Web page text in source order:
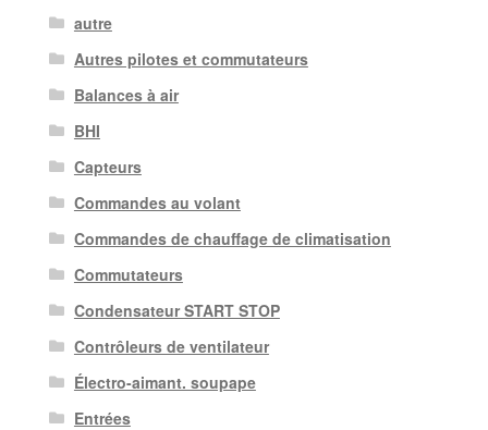
autre
Autres pilotes et commutateurs
Balances à air
BHI
Capteurs
Commandes au volant
Commandes de chauffage de climatisation
Commutateurs
Condensateur START STOP
Contrôleurs de ventilateur
Électro-aimant. soupape
Entrées